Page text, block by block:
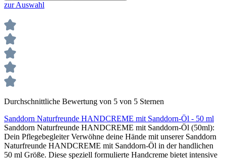
zur Auswahl
Durchschnittliche Bewertung von 5 von 5 Sternen
Sanddorn Naturfreunde HANDCREME mit Sanddorn-Öl - 50 ml
Sanddorn Naturfreunde HANDCREME mit Sanddorn-Öl (50ml):
Dein Pflegebegleiter Verwöhne deine Hände mit unserer Sanddorn
Naturfreunde HANDCREME mit Sanddorn-Öl in der handlichen
50 ml Größe. Diese speziell formulierte Handcreme bietet intensive